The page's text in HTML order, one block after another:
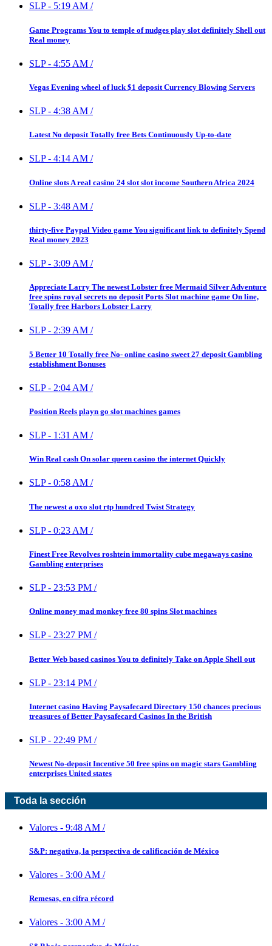
SLP- 5:19 AM /
Game Programs You to temple of nudges play slot definitely Shell out
Real money
SLP- 4:55 AM /
Vegas Evening wheel of luck $1 deposit Currency Blowing Servers
SLP- 4:38 AM /
Latest No deposit Totally free Bets Continuously Up-to-date
SLP- 4:14 AM /
Online slots A real casino 24 slot slot income Southern Africa 2024
SLP- 3:48 AM /
thirty-five Paypal Video game You significant link to definitely Spend
Real money 2023
SLP- 3:09 AM /
Appreciate Larry The newest Lobster free Mermaid Silver Adventure
free spins royal secrets no deposit Ports Slot machine game On line,
Totally free Harbors Lobster Larry
SLP- 2:39 AM /
5 Better 10 Totally free No- online casino sweet 27 deposit Gambling
establishment Bonuses
SLP- 2:04 AM /
Position Reels playn go slot machines games
SLP- 1:31 AM /
Win Real cash On solar queen casino the internet Quickly
SLP- 0:58 AM /
The newest a oxo slot rtp hundred Twist Strategy
SLP- 0:23 AM /
Finest Free Revolves roshtein immortality cube megaways casino
Gambling enterprises
SLP- 23:53 PM /
Online money mad monkey free 80 spins Slot machines
SLP- 23:27 PM /
Better Web based casinos You to definitely Take on Apple Shell out
SLP- 23:14 PM /
Internet casino Having Paysafecard Directory 150 chances precious
treasures of Better Paysafecard Casinos In the British
SLP- 22:49 PM /
Newest No-deposit Incentive 50 free spins on magic stars Gambling
enterprises United states
Toda la sección
Valores - 9:48 AM /
S&P: negativa, la perspectiva de calificación de México
Valores - 3:00 AM /
Remesas, en cifra récord
Valores - 3:00 AM /